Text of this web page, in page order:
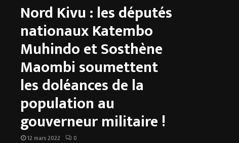
Nord Kivu : les députés
nationaux Katembo
Muhindo et Sosthène
Maombi soumettent
les doléances de la
population au
gouverneur militaire !
12 mars 2022 0